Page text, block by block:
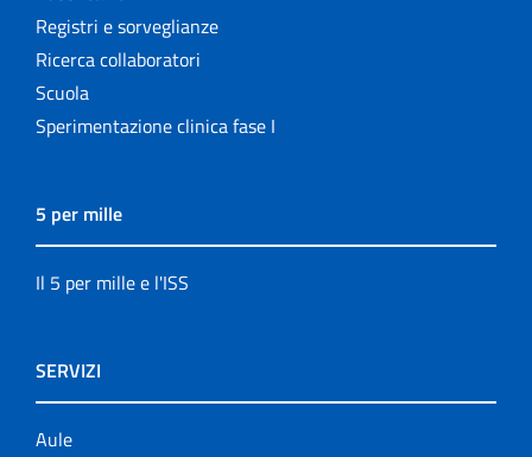
Registri e sorveglianze
Ricerca collaboratori
Scuola
Sperimentazione clinica fase I
5 per mille
Il 5 per mille e l'ISS
SERVIZI
Aule